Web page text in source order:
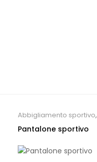
Abbigliamento sportivo,
Sport e Tempo Libero
Pantalone sportivo